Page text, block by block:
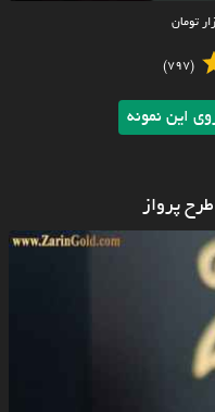
تومان
(797)
این نمونه
پرواز